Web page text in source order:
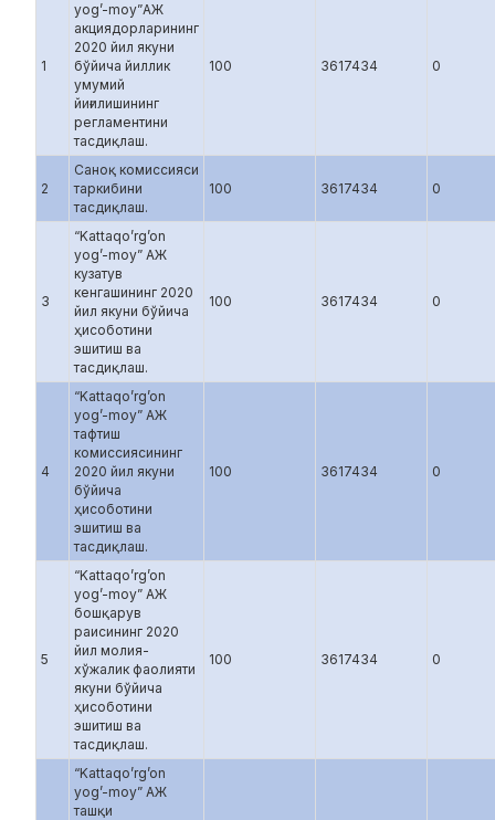
1
yog’-moy”АЖ
акциядорларининг
2020 йил якуни
бўйича йиллик
умумий
йиғилишининг
регламентини
тасдиқлаш.
100 3617434 0
2
Саноқ комиссияси
таркибини
тасдиқлаш.
100 3617434 0
3
“Kattaqo’rg’on
yog’-moy” АЖ
кузатув
кенгашининг 2020
йил якуни бўйича
ҳисоботини
эшитиш ва
тасдиқлаш.
100 3617434 0
4
“Kattaqo’rg’on
yog’-moy” АЖ
тафтиш
комиссиясининг
2020 йил якуни
бўйича
ҳисоботини
эшитиш ва
тасдиқлаш.
100 3617434 0
5
“Kattaqo’rg’on
yog’-moy” АЖ
бошқарув
раисининг 2020
йил молия-
хўжалик фаолияти
якуни бўйича
ҳисоботини
эшитиш ва
тасдиқлаш.
100 3617434 0
“Kattaqo’rg’on
yog’-moy” АЖ
ташқи